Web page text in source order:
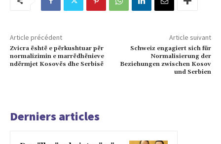
Article précédent
Zvicra është e përkushtuar për
normalizimin e marrëdhënieve
ndërmjet Kosovës dhe Serbisë
Article suivant
Schweiz engagiert sich für
Normalisierung der
Beziehungen zwischen Kosov
und Serbien
Derniers articles